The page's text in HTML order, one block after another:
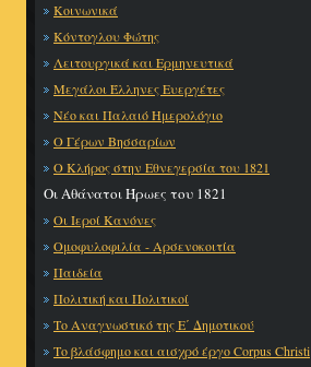
Κοινωνικά
Κόντογλου Φώτης
Λειτουργικά και Ερμηνευτικά
Μεγάλοι Έλληνες Ευεργέτες
Νέο και Παλαιό Ημερολόγιο
Ο Γέρων Βησσαρίων
Ο Κλήρος στην Εθνεγερσία του 1821
Οι Αθάνατοι Ήρωες του 1821
Οι Ιεροί Κανόνες
Ομοφυλοφιλία - Αρσενοκοιτία
Παιδεία
Πολιτική και Πολιτικοί
Το Αναγνωστικό της Ε΄ Δημοτικού
Το βλάσφημο και αισχρό έργο Corpus Christi